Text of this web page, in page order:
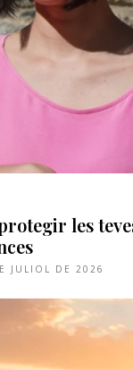
les
JULIOL DE 2026